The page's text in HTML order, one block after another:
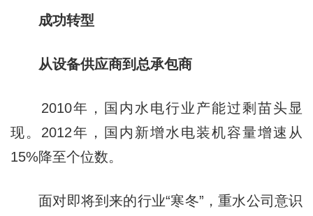
成功转型
从设备供应商到总承包商
2010年，国内水电行业产能过剩苗头显
现。2012年，国内新增水电装机容量增速从
15%降至个位数。
面对即将到来的行业“寒冬”，重水公司意识